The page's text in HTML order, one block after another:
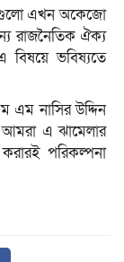
এগুলো এখন অকেজো
রাজনৈতিক ঐক্য
বিষয়ে ভবিষ্যতে
এম নাসির উদ্দিন
এ ঝামেলার
পরিকল্পনা